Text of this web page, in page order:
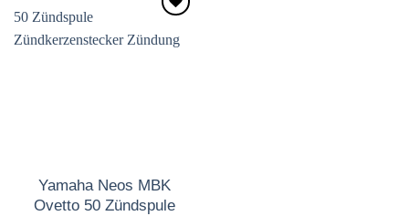
Zum
Yamaha Neos MBK
Ovetto 50 Zündspule